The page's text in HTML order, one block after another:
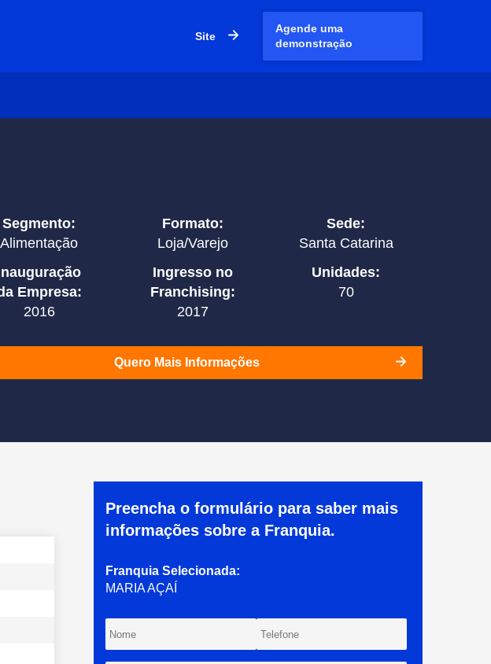
Site
Agende uma
demonstração
Segmento:
Alimentação
Formato:
Loja/Varejo
Sede:
Santa Catarina
Empresa:
2016
Ingresso no
Franchising:
2017
Unidades:
70
Quero Mais Informações
Preencha o formulário para saber mais
informações sobre a Franquia.
Franquia Selecionada:
MARIA AÇAÍ